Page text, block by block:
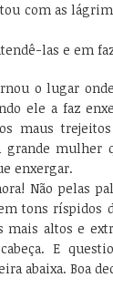
com as
las e em
o lugar
ele a faz
maus
grande mulher
enxergar.
Não pelas
tons ríspidos
mais altos e
E
abaixa. Boa